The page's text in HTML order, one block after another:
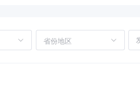
省份地区